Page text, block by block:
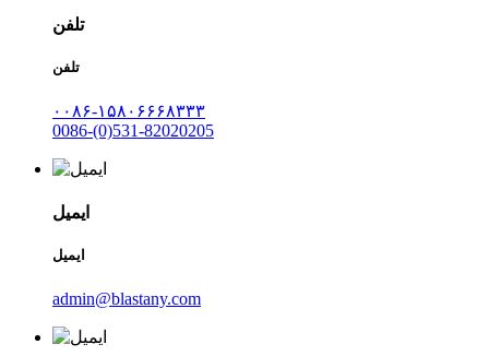
تلفن
تلفن
۰۰۸۶-۱۵۸۰۶۶۶۸۳۳۳
0086-(0)531-82020205
ایمیل
ایمیل
admin@blastany.com